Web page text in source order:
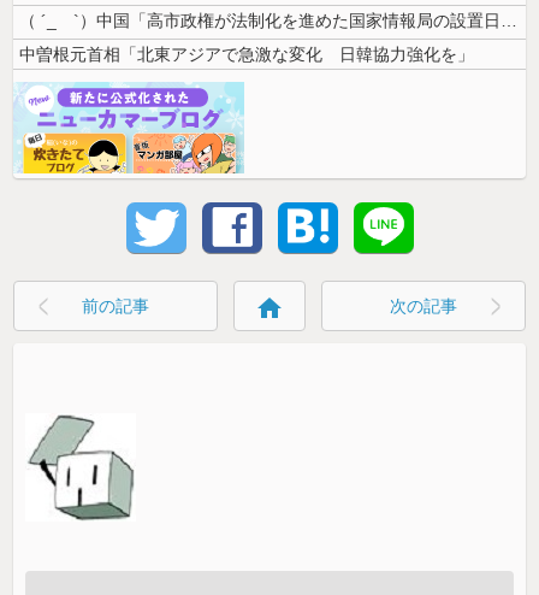
（ ´_ゝ`）中国「高市政権が法制化を進めた国家情報局の設置日が7月3...
中曽根元首相「北東アジアで急激な変化 日韓協力強化を」
前の記事 home 次の記事